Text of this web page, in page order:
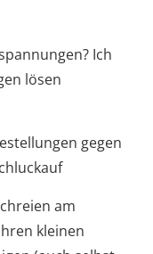
Ich
lösen
gegen
am
kleinen